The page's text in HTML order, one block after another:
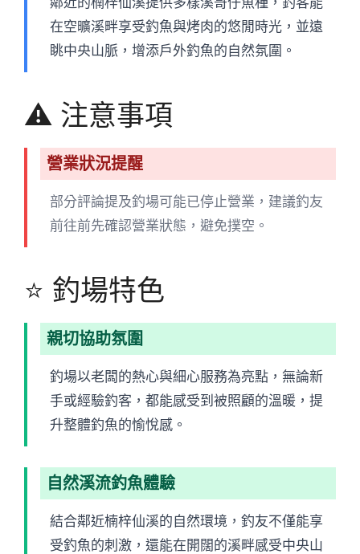
在空曠溪畔享受釣魚與烤肉的悠閒時光，並遠
眺中央山脈，增添戶外釣魚的自然氛圍。
⚠️ 注意事項
營業狀況提醒
部分評論提及釣場可能已停止營業，建議釣友
前往前先確認營業狀態，避免撲空。
⭐ 釣場特色
親切協助氛圍
釣場以老闆的熱心與細心服務為亮點，無論新
手或經驗釣客，都能感受到被照顧的溫暖，提
升整體釣魚的愉悅感。
自然溪流釣魚體驗
結合鄰近楠梓仙溪的自然環境，釣友不僅能享
受釣魚的刺激，還能在開闊的溪畔感受中央山